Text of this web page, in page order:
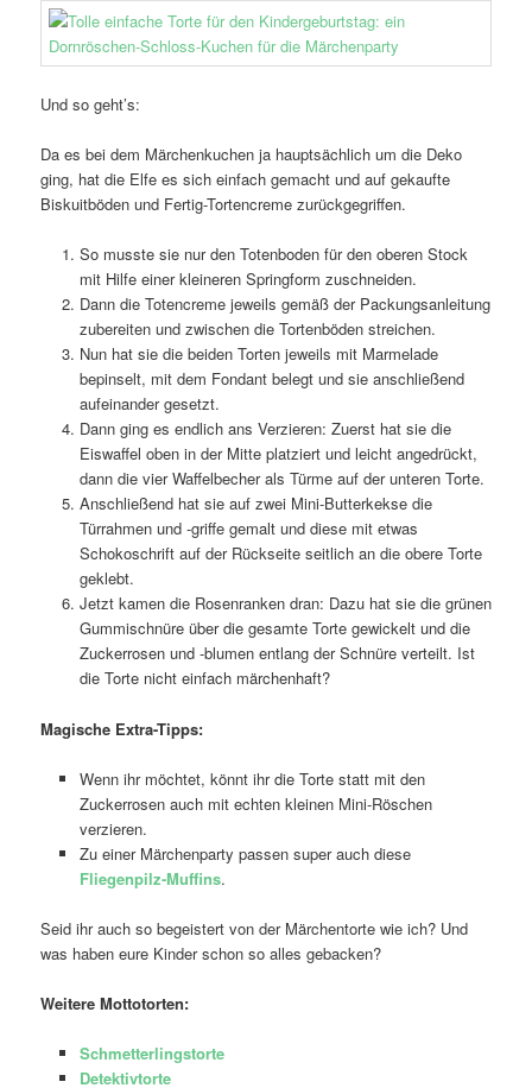
Und so geht’s:
Da es bei dem Märchenkuchen ja hauptsächlich um die Deko
ging, hat die Elfe es sich einfach gemacht und auf gekaufte
Biskuitböden und Fertig-Tortencreme zurückgegriffen.
So musste sie nur den Totenboden für den oberen Stock
mit Hilfe einer kleineren Springform zuschneiden.
Dann die Totencreme jeweils gemäß der Packungsanleitung
zubereiten und zwischen die Tortenböden streichen.
Nun hat sie die beiden Torten jeweils mit Marmelade
bepinselt, mit dem Fondant belegt und sie anschließend
aufeinander gesetzt.
Dann ging es endlich ans Verzieren: Zuerst hat sie die
Eiswaffel oben in der Mitte platziert und leicht angedrückt,
dann die vier Waffelbecher als Türme auf der unteren Torte.
Anschließend hat sie auf zwei Mini-Butterkekse die
Türrahmen und -griffe gemalt und diese mit etwas
Schokoschrift auf der Rückseite seitlich an die obere Torte
geklebt.
Jetzt kamen die Rosenranken dran: Dazu hat sie die grünen
Gummischnüre über die gesamte Torte gewickelt und die
Zuckerrosen und -blumen entlang der Schnüre verteilt. Ist
die Torte nicht einfach märchenhaft?
Magische Extra-Tipps:
Wenn ihr möchtet, könnt ihr die Torte statt mit den
Zuckerrosen auch mit echten kleinen Mini-Röschen
verzieren.
Zu einer Märchenparty passen super auch diese
Fliegenpilz-Muffins.
Seid ihr auch so begeistert von der Märchentorte wie ich? Und
was haben eure Kinder schon so alles gebacken?
Weitere Mottotorten:
Schmetterlingstorte
Detektivtorte